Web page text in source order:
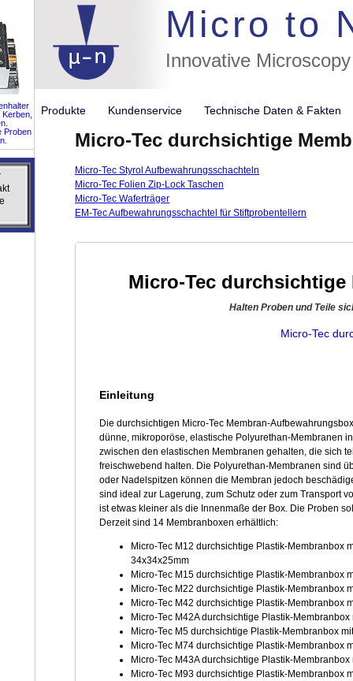
Proben
Micro to
Innovative
//flags
Produkte Kundenservice Technische Daten & Fakten
Micro-Tec durchsichtige
Micro-Tec Styrol Aufbewahrungsschachteln
Micro-Tec Folien Zip-Lock Taschen
Micro-Tec Waferträger
EM-Tec Aufbewahrungsschachtel für Stiftprobentellern
Micro-Tec
Halten Proben und Teile
Micro-Tec
Einleitung
Die durchsichtigen Micro-Tec Membran-
dünne, mikroporöse, elastische Polyurethan-Membranen
zwischen den elastischen Membranen gehalten, die sich
freischwebend halten. Die Polyurethan-Membranen sind
oder Nadelspitzen können die Membran jedoch
sind ideal zur Lagerung, zum Schutz oder zum Transport
ist etwas kleiner als die Innenmaße der Box. Die Proben
Derzeit sind 14 Membranboxen erhältlich:
Micro-Tec M12 durchsichtige Plastik-Membranbox
34x34x25mm
Micro-Tec M15 durchsichtige Plastik-Membranbox
Micro-Tec M22 durchsichtige Plastik-Membranbox
Micro-Tec M42 durchsichtige Plastik-Membranbox
Micro-Tec M42A durchsichtige Plastik-
Micro-Tec M5 durchsichtige Plastik-Membranbox
Micro-Tec M74 durchsichtige Plastik-Membranbox
Micro-Tec M43A durchsichtige Plastik-
Micro-Tec M93 durchsichtige Plastik-Membranbox